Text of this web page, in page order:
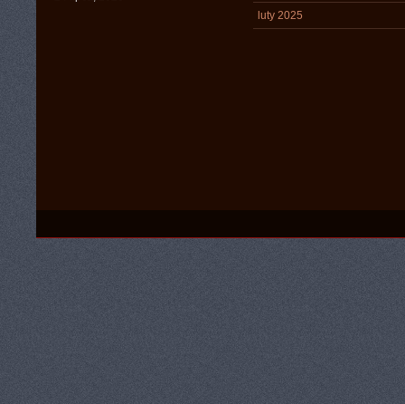
luty 2025